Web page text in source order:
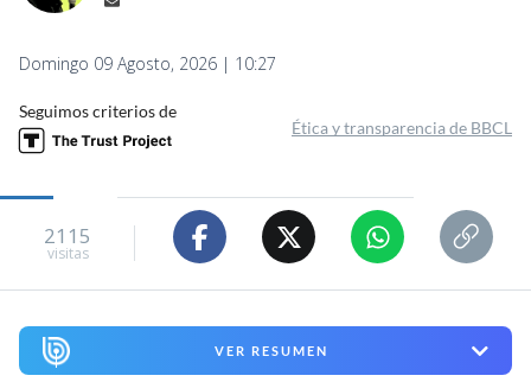
Domingo 09 Agosto, 2026 | 10:27
Seguimos criterios de
Ética y transparencia de BBCL
2115
visitas
VER RESUMEN